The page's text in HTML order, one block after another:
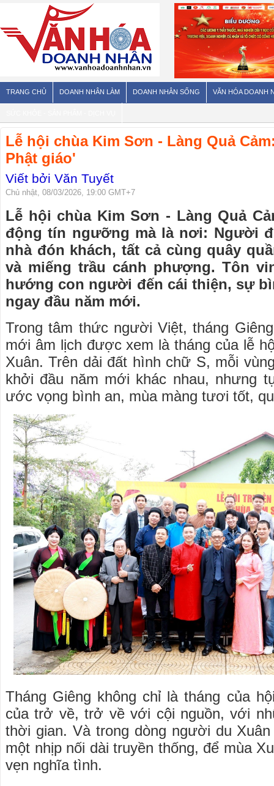
TRANG CHỦ DOANH NHÂN LÀM DOANH NHÂN SỐNG VĂN HÓA DOANH
Lễ hội chùa Kim Sơn - Làng Quả
Phật giáo'
Viết bởi Văn Tuyết
Chủ nhật, 08/03/2026, 19:00 GMT+7
Lễ hội chùa Kim Sơn - Làng Quả
động tín ngưỡng mà là nơi: Người
nhà đón khách, tất cả cùng quây
và miếng trầu cánh phượng. Tôn
hướng con người đến cái thiện, sự
ngay đầu năm mới.
Trong tâm thức người Việt, tháng
mới âm lịch được xem là tháng của lễ
Xuân. Trên dải đất hình chữ S, mỗi
khởi đầu năm mới khác nhau, nhưng
ước vọng bình an, mùa màng tươi tốt,
Tháng Giêng không chỉ là tháng của
của trở về, trở về với cội nguồn, với
thời gian. Và trong dòng người du
một nhịp nối dài truyền thống, để mùa
vẹn nghĩa tình.